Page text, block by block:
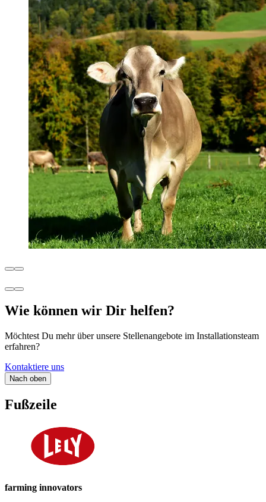
Wie können wir Dir helfen?
Möchtest Du mehr über unsere Stellenangebote im Installationsteam
erfahren?
Kontaktiere uns
Nach oben
Fußzeile
farming innovators